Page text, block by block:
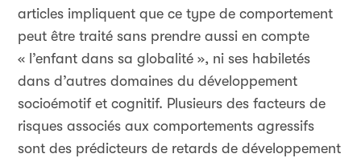
articles impliquent que ce type de comportement
peut être traité sans prendre aussi en compte
« l’enfant dans sa globalité », ni ses habiletés
dans d’autres domaines du développement
socioémotif et cognitif. Plusieurs des facteurs de
risques associés aux comportements agressifs
sont des prédicteurs de retards de développement